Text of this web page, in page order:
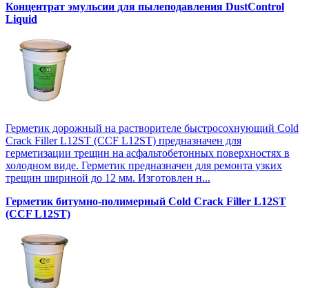
Концентрат эмульсии для пылеподавления DustControl
Liquid
Герметик дорожный на растворителе быстросохнующий Cold
Crack Filler L12SТ (CCF L12SТ) предназначен для
герметизации трещин на асфальтобетонных поверхностях в
холодном виде. Герметик предназначен для ремонта узких
трещин шириной до 12 мм. Изготовлен н...
Герметик битумно-полимерный Cold Crack Filler L12SТ
(CCF L12SТ)